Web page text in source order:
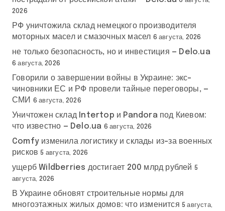
2026
РФ уничтожила склад немецкого производителя
моторных масел и смазочных масел 6 августа, 2026
не только безопасность, но и инвестиция — Delo.ua
6 августа, 2026
Говорили о завершении войны в Украине: экс-
чиновники ЕС и РФ провели тайные переговоры, —
СМИ
6 августа, 2026
Уничтожен склад Intertop и Pandora под Киевом:
что известно — Delo.ua 6 августа, 2026
Comfy изменила логистику и склады из-за военных
рисков 5 августа, 2026
ущерб Wildberries достигает 200 млрд рублей 5
августа, 2026
В Украине обновят строительные нормы для
многоэтажных жилых домов: что изменится 5 августа,